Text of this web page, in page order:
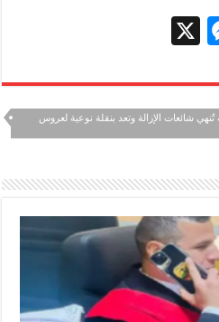
M
se
n
g
er
شائعات الإزالة وتعد بنقلة نوعية لعروس